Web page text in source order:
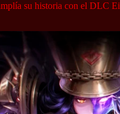
su historia con el DLC